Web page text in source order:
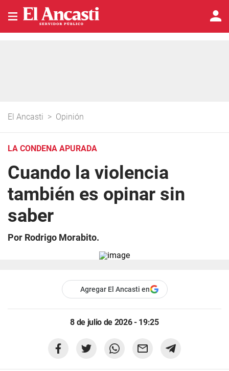
El Ancasti > Opinión
LA CONDENA APURADA
Cuando la violencia
también es opinar sin
saber
Por Rodrigo Morabito.
Agregar El Ancasti en
8 de julio de 2026 - 19:25